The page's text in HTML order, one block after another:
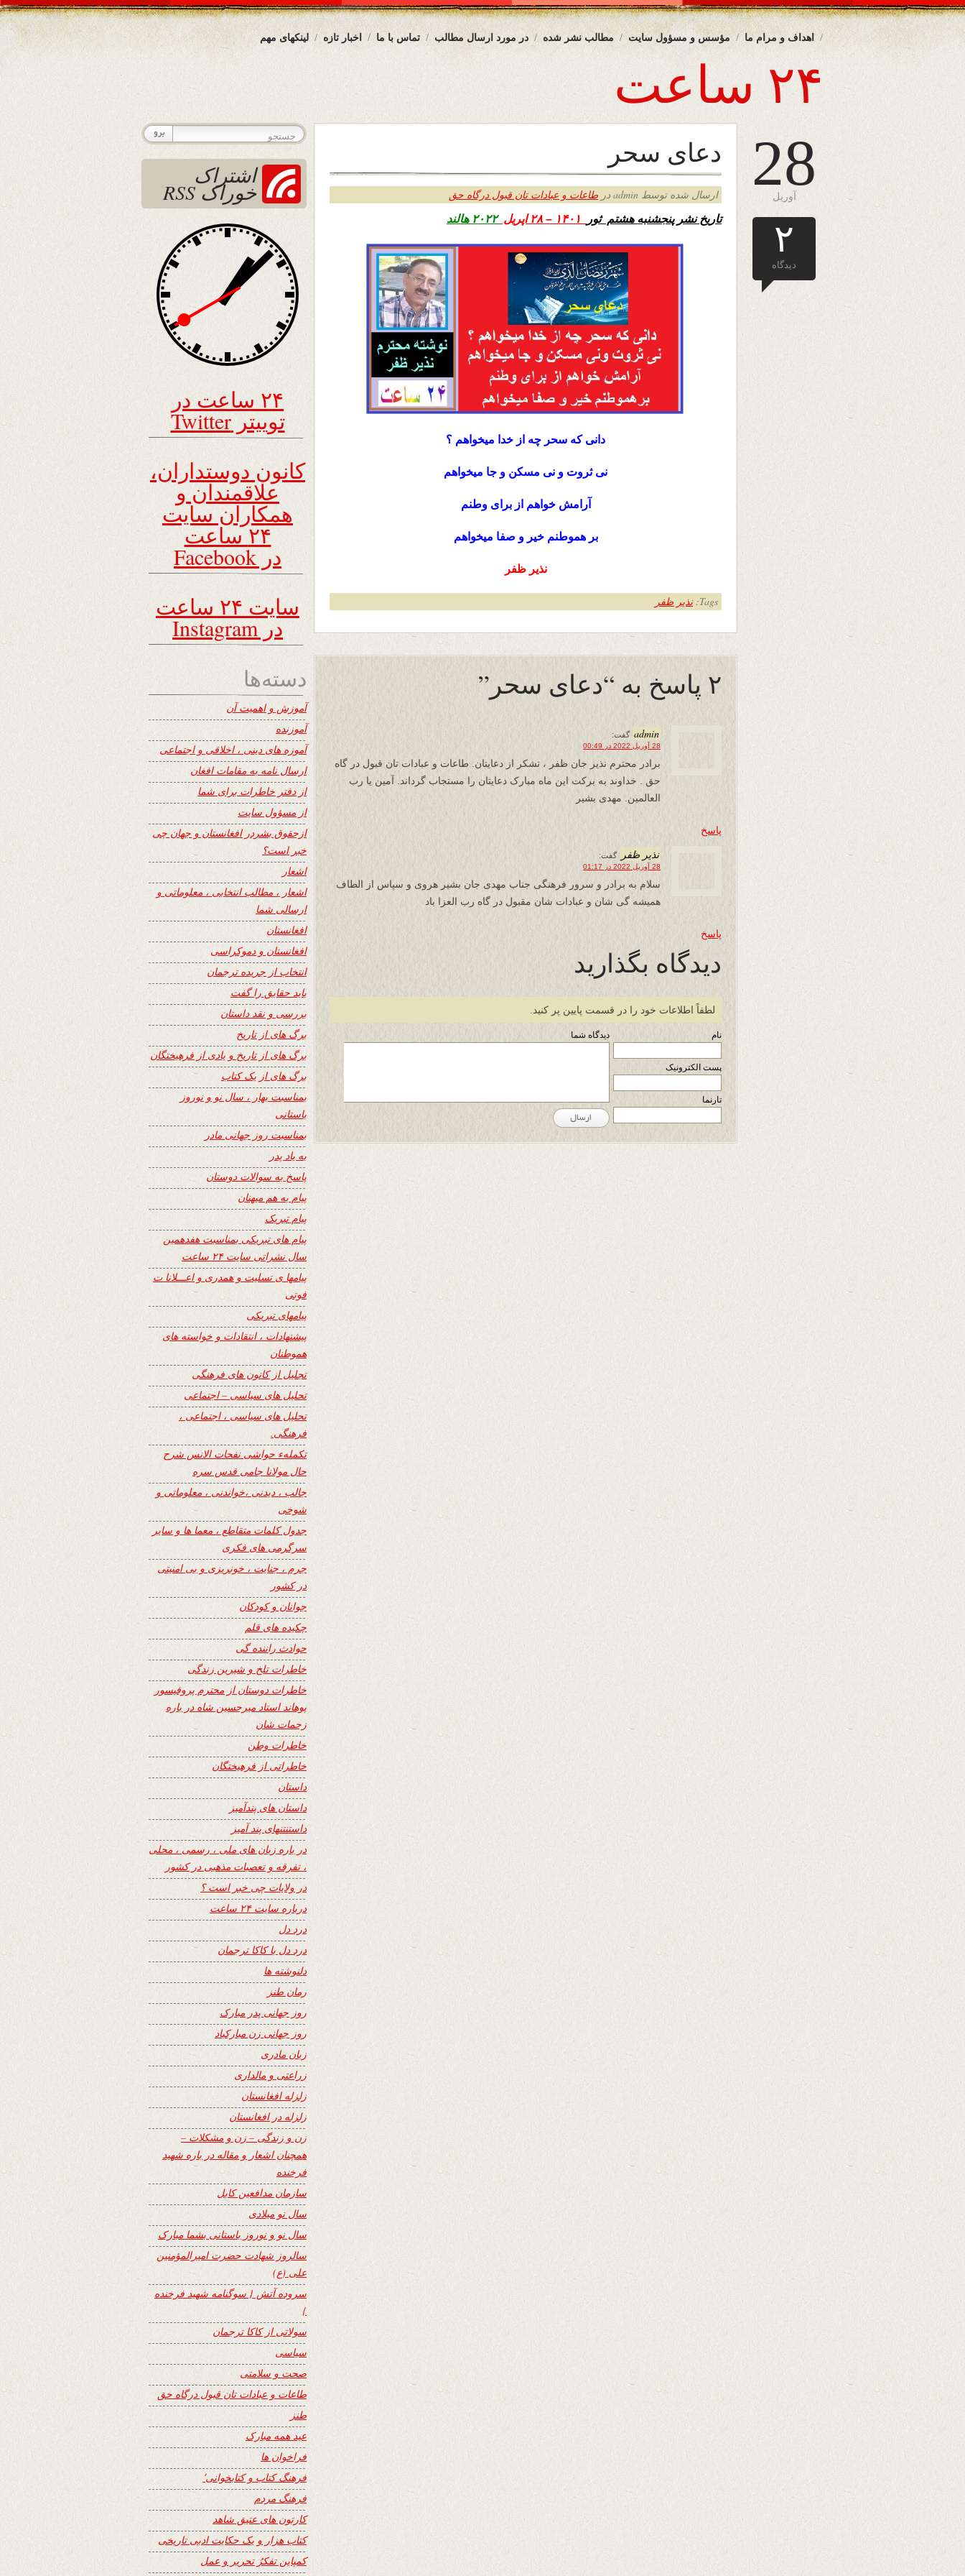
لینکهای مهم اخبار تازه تماس با ما در مورد ارسال مطالب مطالب نشر شده مؤسس و مسؤول سایت اهداف و مرام ما
۲۴ ساعت
28
آوریل
۲
دیدگاه
دعای سحر
ارسال شده توسط admin در طاعات و عبادات تان قبول درگاه حق
تاریخ نشر پنجشنبه هشتم ثور ۲۰۲۲ هالند
دانی که سحر چه از خدا میخواهم ؟
نی ثروت و نی مسکن و جا میخواهم
آرامش خواهم از برای وطنم
بر هموطنم خیر و صفا میخواهم
نذیر ظفر
Tags: نذیر ظفر
۲ پاسخ به “دعای سحر”
admin گفت:
28 آوریل 2022 در 00:49
برادر محترم نذیر جان ظفر ، تشکر از دعایتان. طاعات و عبادات تان قبول در گاه
حق . خداوند به برکت این ماه مبارک دعایتان را مستجاب گرداند. آمین یا رب
العالمین. مهدی بشیر
پاسخ
نذير ظفر گفت:
28 آوریل 2022 در 01:17
سلام به برادر و سرور فرهنگى جناب مهدى جان بشير هروى و سپاس از الطاف
هميشه گى شان و عبادات شان مقبول در گاه رب العزا باد
پاسخ
دیدگاه بگذارید
لطفاً اطلاعات خود را در قسمت پایین پر کنید.
نام
پست الکترونیک
تارنما
دیدگاه شما
اشتراک
خوراک RSS
۲۴ ساعت در
توییتر Twitter
کانون دوستداران،
علاقمندان و
همکاران سایت
۲۴ ساعت
در Facebook
سایت ۲۴ ساعت
در Instagram
دسته‌ها
آموزش و اهمیت آن
آموزنده
آموزه های دینی ، اخلاقی و اجتماعی
ارسال نامه به مقامات افغان
از دفتر خاطرات برای شما
از مسؤول سایت
ازحقوق بشردر افغانستان و جهان چی
خبر است؟
اشعار
اشعار ، مطالب انتخابی ، معلوماتی و
ارسالی شما
افغانستان
افغانستان و دموکراسی
انتخاب از جریده ترجمان
باید حقایق را گفت
بررسی و نقد داستان
برگ های از تاریخ
برگ های از تاریخ و یادی از فرهیختگان
برگ های از یک کتاب
بمناسبت بهار ، سال نو و نوروز
باستانی
بمناسبت روز جهانی مادر
به یاد پدر
پاسخ به سوالات دوستان
پیام به هم میهنان
پیام تبریک
پیام های تبریکی بمناسبت هفدهمین
سال نشراتی سایت ۲۴ ساعت
پیامها ی تسلیت و همدری و اعـــلانا ت
فوتی
پیامهای تبریکی
پیشنهادات ، انتقادات و خواسته های
هموطنان
تجلیل از کانون های فرهنگی
تحلیل های سیاسی – اجتماعی
تحلیل های سیاسی ، اجتماعی ،
فرهنگی.
تکملهء حواشی نفحات الانس شرح
حال مولانا جامی قدس سره
جالب ، دیدنی ،خواندنی ، معلوماتی و
شوخی
جدول کلمات متقاطع ، معما ها و سایر
سرگرمی های فکری
جرم ، جنایت ، خونریزی و بی امنیتی
در کشور
جوانان و کودکان
چکیده های قلم
حوادث راننده گی
خاطرات تلخ و شیرین زندگی
خاطرات دوستان از محترم پروفیسور
پوهاند استاد میرحسین شاه در باره
زحمات شان
خاطرات وطن
خاطراتی از فرهیختگان
داستان
داستان های پندآمیز
داستنتنهای پند آمیز
در باره زبان های ملی ، رسمی ، محلی
، تفرقه و تعصبات مذهبی در کشور
در ولایات چی خبر است ؟
درباره سایت ۲۴ ساعت
درد دل
درد دل با کاکا ترجمان
دلنوشته ها
رمان طنز
روز جهانی پدر مبارک
روز جهانی زن مبارکباد
زبان مادری
زراعتی و مالداری
زلزله افغانستان
زلزله در افغانستان
زن و زندگی – زن و مشکلات –
همچنان اشعار و مقاله در باره شهید
فرخنده
سازمان مدافعین کابل
سال نو میلادی
سال نو و نوروز باستانی بشما مبارک
سالروز شهادت حضرت امیرالمؤمنین
علی (ع)
سروده آتش { سوگنامه شهید فرخنده
}
سولاتی از کاکا ترجمان
سیاسی
صحت و سلامتی
طاعات و عبادات تان قبول درگاه حق
طنز
عید همه مبارک
فراخوان ها
فرهنگ کتاب و کتابخوانی٬
فرهنگ مردم
کارتون های عتیق شاهد
کتاب هزار و یک حکایت ادبی تاریخی
کمپاین تفکرُ تحریر و عمل